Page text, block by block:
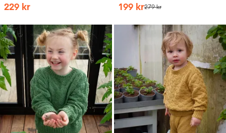
229 kr 199 kr279kr